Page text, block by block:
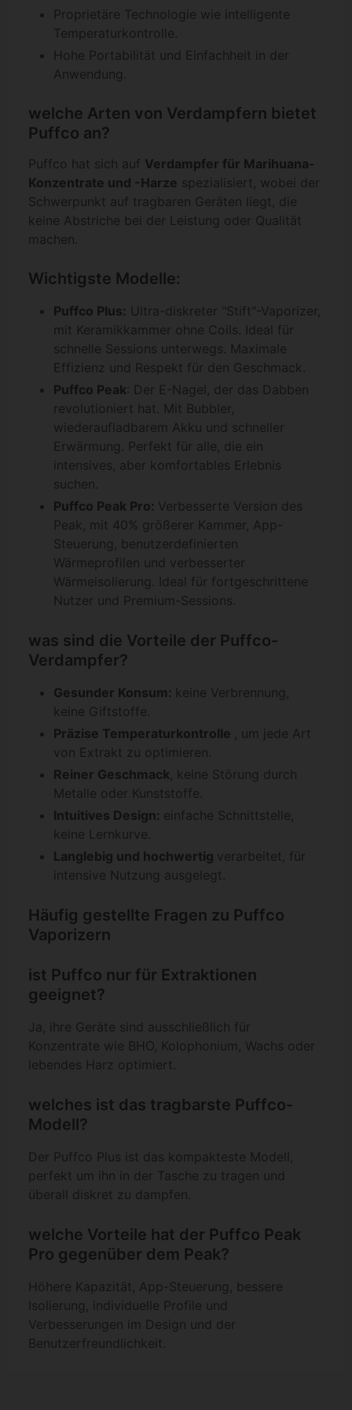
Proprietäre Technologie wie intelligente
Temperaturkontrolle.
Hohe Portabilität und Einfachheit in der
Anwendung.
welche Arten von Verdampfern bietet
Puffco an?
Puffco hat sich auf Verdampfer für Marihuana-
Konzentrate und -Harze spezialisiert, wobei der
Schwerpunkt auf tragbaren Geräten liegt, die
keine Abstriche bei der Leistung oder Qualität
machen.
Wichtigste Modelle:
Puffco Plus: Ultra-diskreter "Stift"-Vaporizer,
mit Keramikkammer ohne Coils. Ideal für
schnelle Sessions unterwegs. Maximale
Effizienz und Respekt für den Geschmack.
Puffco Peak: Der E-Nagel, der das Dabben
revolutioniert hat. Mit Bubbler,
wiederaufladbarem Akku und schneller
Erwärmung. Perfekt für alle, die ein
intensives, aber komfortables Erlebnis
suchen.
Puffco Peak Pro: Verbesserte Version des
Peak, mit 40% größerer Kammer, App-
Steuerung, benutzerdefinierten
Wärmeprofilen und verbesserter
Wärmeisolierung. Ideal für fortgeschrittene
Nutzer und Premium-Sessions.
was sind die Vorteile der Puffco-
Verdampfer?
Gesunder Konsum: keine Verbrennung,
keine Giftstoffe.
Präzise Temperaturkontrolle , um jede Art
von Extrakt zu optimieren.
Reiner Geschmack, keine Störung durch
Metalle oder Kunststoffe.
Intuitives Design: einfache Schnittstelle,
keine Lernkurve.
Langlebig und hochwertig verarbeitet, für
intensive Nutzung ausgelegt.
Häufig gestellte Fragen zu Puffco
Vaporizern
ist Puffco nur für Extraktionen
geeignet?
Ja, ihre Geräte sind ausschließlich für
Konzentrate wie BHO, Kolophonium, Wachs oder
lebendes Harz optimiert.
welches ist das tragbarste Puffco-
Modell?
Der Puffco Plus ist das kompakteste Modell,
perfekt um ihn in der Tasche zu tragen und
überall diskret zu dampfen.
welche Vorteile hat der Puffco Peak
Pro gegenüber dem Peak?
Höhere Kapazität, App-Steuerung, bessere
Isolierung, individuelle Profile und
Verbesserungen im Design und der
Benutzerfreundlichkeit.